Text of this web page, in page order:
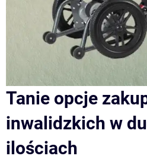
Tanie opcje
inwalidzkich w
ilościach